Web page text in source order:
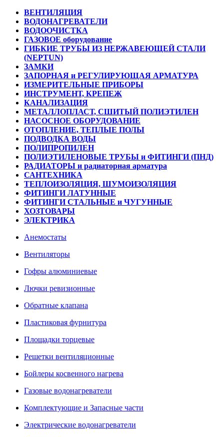
ВЕНТИЛЯЦИЯ
ВОДОНАГРЕВАТЕЛИ
ВОДООЧИСТКА
ГАЗОВОЕ оборудование
ГИБКИЕ ТРУБЫ ИЗ НЕРЖАВЕЮЩЕЙ СТАЛИ
(NEPTUN)
ЗАМКИ
ЗАПОРНАЯ и РЕГУЛИРУЮЩАЯ АРМАТУРА
ИЗМЕРИТЕЛЬНЫЕ ПРИБОРЫ
ИНСТРУМЕНТ, КРЕПЕЖ
КАНАЛИЗАЦИЯ
МЕТАЛЛОПЛАСТ, СШИТЫЙ ПОЛИЭТИЛЕН
НАСОСНОЕ ОБОРУДОВАНИЕ
ОТОПЛЕНИЕ, ТЕПЛЫЕ ПОЛЫ
ПОДВОДКА ВОДЫ
ПОЛИПРОПИЛЕН
ПОЛИЭТИЛЕНОВЫЕ ТРУБЫ и ФИТИНГИ (ПНД)
РАДИАТОРЫ и радиаторная арматура
САНТЕХНИКА
ТЕПЛОИЗОЛЯЦИЯ, ШУМОИЗОЛЯЦИЯ
ФИТИНГИ ЛАТУННЫЕ
ФИТИНГИ СТАЛЬНЫЕ и ЧУГУННЫЕ
ХОЗТОВАРЫ
ЭЛЕКТРИКА
Анемостаты
Вентиляторы
Гофры алюминиевые
Лючки ревизионные
Обратные клапана
Пластиковая фурнитура
Площадки торцевые
Решетки вентиляционные
Бойлеры косвенного нагрева
Газовые водонагреватели
Комплектующие и Запасные части
Электрические водонагреватели